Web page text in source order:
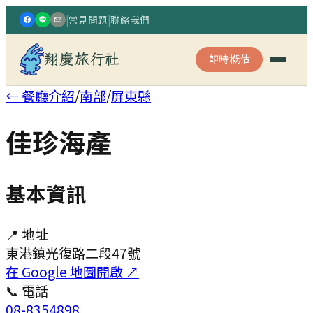
|常見問題|聯絡我們
翔慶旅行社 即時概估
← 餐廳介紹/南部/屏東縣
佳珍海產
基本資訊
📍 地址
東港鎮光復路二段47號
在 Google 地圖開啟 ↗
📞 電話
08-8354898